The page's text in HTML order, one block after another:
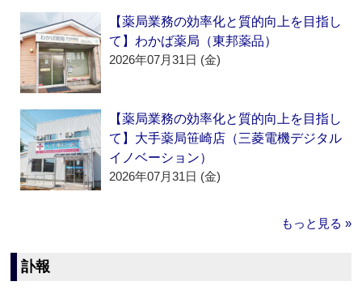
【薬局業務の効率化と質的向上を目指し
て】わかば薬局（東邦薬品）
2026年07月31日 (金)
【薬局業務の効率化と質的向上を目指し
て】大手薬局笹崎店（三菱電機デジタル
イノベーション）
2026年07月31日 (金)
もっと見る »
訃報